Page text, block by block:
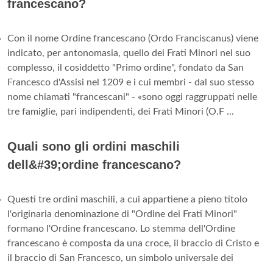
francescano?
Con il nome Ordine francescano (Ordo Franciscanus) viene
indicato, per antonomasia, quello dei Frati Minori nel suo
complesso, il cosiddetto "Primo ordine", fondato da San
Francesco d'Assisi nel 1209 e i cui membri - dal suo stesso
nome chiamati "francescani" - «sono oggi raggruppati nelle
tre famiglie, pari indipendenti, dei Frati Minori (O.F ...
Quali sono gli ordini maschili
dell&#39;ordine francescano?
Questi tre ordini maschili, a cui appartiene a pieno titolo
l'originaria denominazione di "Ordine dei Frati Minori"
formano l'Ordine francescano. Lo stemma dell'Ordine
francescano è composta da una croce, il braccio di Cristo e
il braccio di San Francesco, un simbolo universale dei